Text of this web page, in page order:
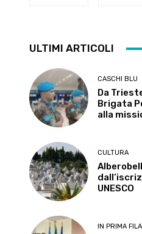
ULTIMI ARTICOLI
CASCHI BLU
Da
Brigata
alla
CULTURA
UNESCO
IN PRIMA FILA